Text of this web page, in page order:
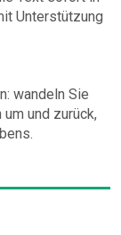
Unterstützung
wandeln Sie
und zurück,